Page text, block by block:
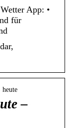
App: •
für
heute
–